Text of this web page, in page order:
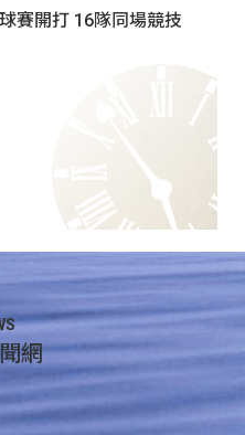
賽開打 16隊同場競技
網